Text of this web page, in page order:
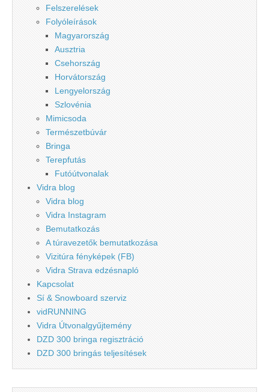
Felszerelések
Folyóleírások
Magyarország
Ausztria
Csehország
Horvátország
Lengyelország
Szlovénia
Mimicsoda
Természetbúvár
Bringa
Terepfutás
Futóútvonalak
Vidra blog
Vidra blog
Vidra Instagram
Bemutatkozás
A túravezetők bemutatkozása
Vizitúra fényképek (FB)
Vidra Strava edzésnapló
Kapcsolat
Sí & Snowboard szerviz
vidRUNNING
Vidra Útvonalgyűjtemény
DZD 300 bringa regisztráció
DZD 300 bringás teljesítések